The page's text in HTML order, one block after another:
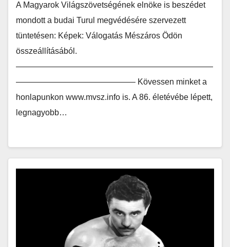
A Magyarok Világszövetségének elnöke is beszédet
mondott a budai Turul megvédésére szervezett
tüntetésen: Képek: Válogatás Mészáros Ödön
összeállításából.
————————————————————————
——————————————– Kövessen minket a
honlapunkon www.mvsz.info is. A 86. életévébe lépett,
legnagyobb…